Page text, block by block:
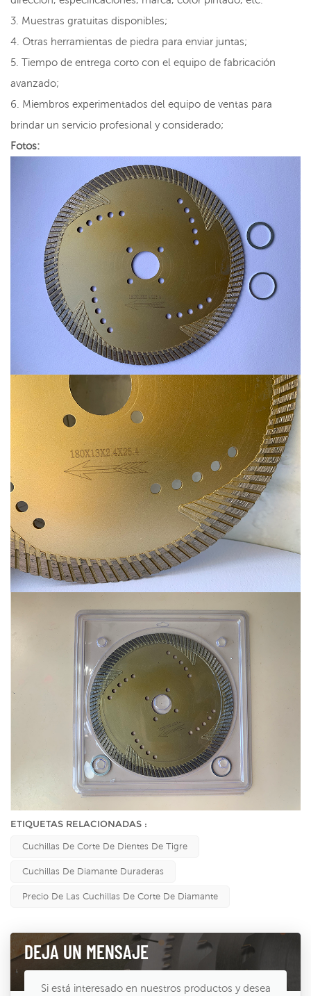
3. Muestras gratuitas disponibles;
4. Otras herramientas de piedra para enviar juntas;
5. Tiempo de entrega corto con el equipo de fabricación
avanzado;
6. Miembros experimentados del equipo de ventas para
brindar un servicio profesional y considerado;
Fotos:
ETIQUETAS RELACIONADAS :
Cuchillas De Corte De Dientes De Tigre
Cuchillas De Diamante Duraderas
Precio De Las Cuchillas De Corte De Diamante
DEJA UN MENSAJE
Si está interesado en nuestros productos y desea